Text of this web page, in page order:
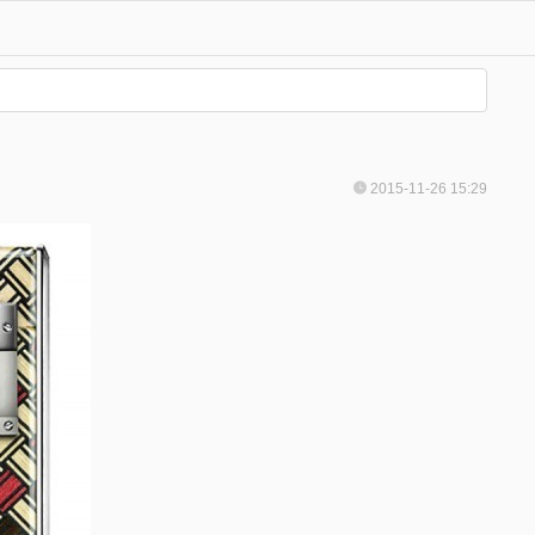
2015-11-26 15:29